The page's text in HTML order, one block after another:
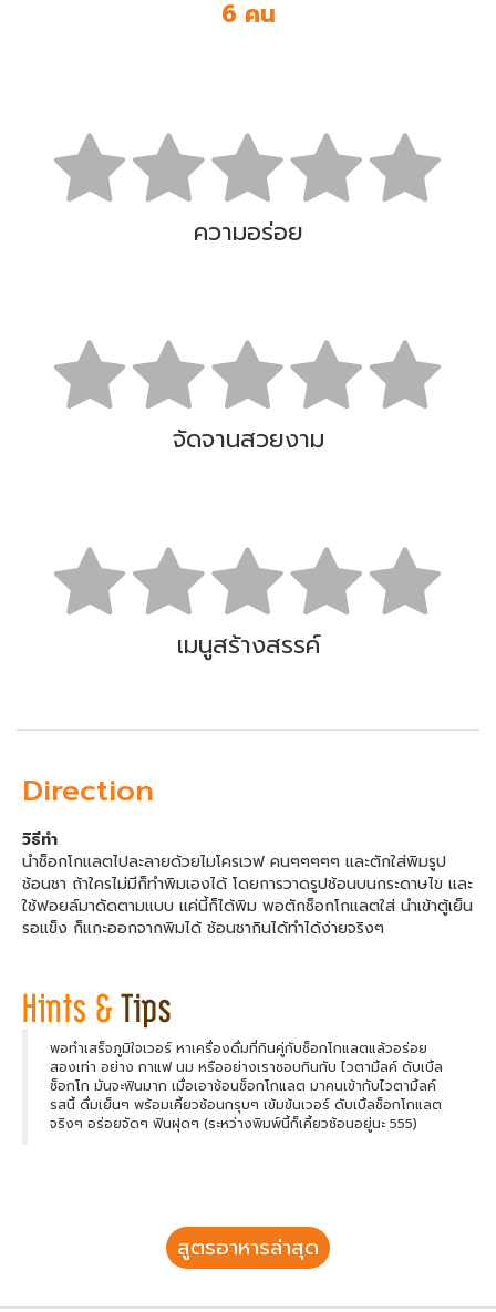
6 คน
ความอร่อย
จัดจานสวยงาม
เมนูสร้างสรรค์
Direction
วิธีทำ
นำช็อกโกแลตไปละลายด้วยไมโครเวฟ คนๆๆๆๆๆ และตักใส่พิมรูป
ช้อนชา ถ้าใครไม่มีก็ทำพิมเองได้ โดยการวาดรูปช้อนบนกระดาษไข และ
ใช้ฟอยล์มาดัดตามแบบ แค่นี้ก็ได้พิม พอตักช็อกโกแลตใส่ นำเข้าตู้เย็น
รอแข็ง ก็แกะออกจากพิมได้ ช้อนชากินได้ทำได้ง่ายจริงๆ
พอทำเสร็จภูมิใจเวอร์ หาเครื่องดื่มที่กินคู่กับช็อกโกแลตแล้วอร่อย
สองเท่า อย่าง กาแฟ นม หรืออย่างเราชอบกินกับ ไวตามิ้ลค์ ดับเบิ้ล
ช็อกโก มันจะฟินมาก เมื่อเอาช้อนช็อกโกแลต มาคนเข้ากับไวตามิ้ลค์
รสนี้ ดื่มเย็นๆ พร้อมเคี้ยวช้อนกรุบๆ เข้มข้นเวอร์ ดับเบิ้ลช็อกโกแลต
จริงๆ อร่อยจัดๆ ฟินฝุดๆ (ระหว่างพิมพ์นี้ก็เคี้ยวช้อนอยู่นะ 555)
สูตรอาหารล่าสุด